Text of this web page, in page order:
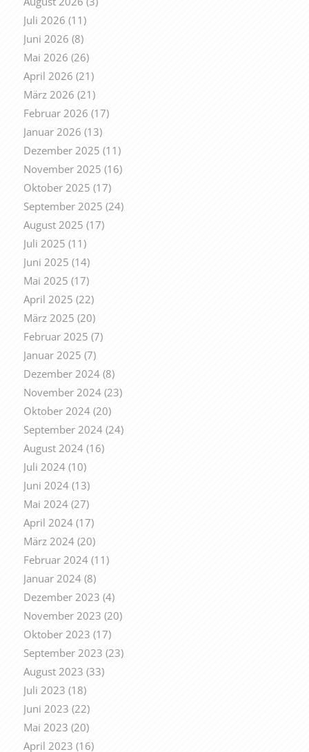
Juli 2026 (11)
Juni 2026 (8)
Mai 2026 (26)
April 2026 (21)
März 2026 (21)
Februar 2026 (17)
Januar 2026 (13)
Dezember 2025 (11)
November 2025 (16)
Oktober 2025 (17)
September 2025 (24)
August 2025 (17)
Juli 2025 (11)
Juni 2025 (14)
Mai 2025 (17)
April 2025 (22)
März 2025 (20)
Februar 2025 (7)
Januar 2025 (7)
Dezember 2024(8)
November 2024(23)
Oktober 2024(20)
September 2024(24)
August 2024(16)
Juli 2024(10)
Juni 2024(13)
Mai 2024(27)
April 2024(17)
März 2024(20)
Februar 2024(11)
Januar 2024(8)
Dezember 2023 (4)
November 2023 (20)
Oktober 2023 (17)
September 2023 (23)
August 2023 (33)
Juli 2023 (18)
Juni 2023 (22)
Mai 2023 (20)
April 2023 (16)